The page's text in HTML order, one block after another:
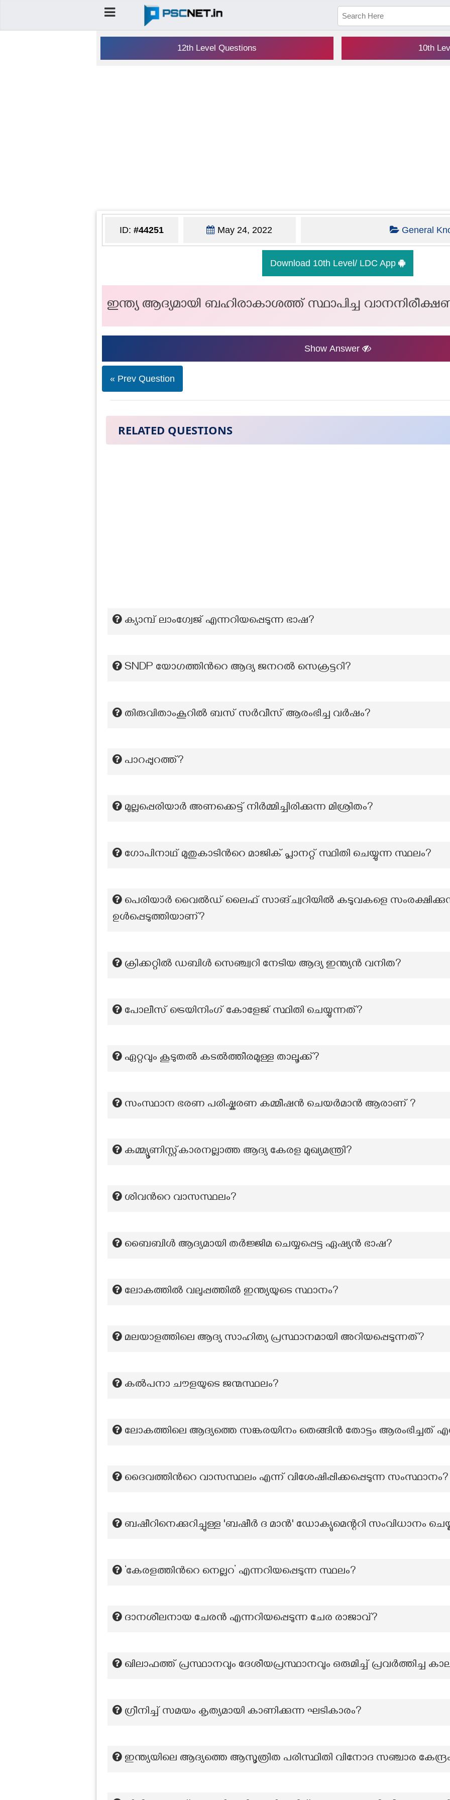
12th Level Questions 10th
ID: #44251 May 24, 2022 General
Download 10th Level/ LDC App
ഇന്ത്യ ആദ്യമായി ബഹിരാകാശത്ത് സ്ഥാപിച്ച
Show Answer
« Prev Question
RELATED QUESTIONS
ക്യാമ്പ് ലാംഗ്വേജ് എന്നറിയപ്പെടുന്ന ഭാഷ?
SNDP യോഗത്തിൻറെ ആദ്യ ജനറൽ സെക്രട്ടറി?
തിരുവിതാംകൂറിൽ ബസ് സർവീസ് ആരംഭിച്ച വർഷം?
പാറപ്പുറത്ത്?
മുല്ലപ്പെരിയാർ അണക്കെട്ട് നിർമ്മിച്ചിരിക്കുന്ന മിശ്രിതം?
ഗോപിനാഥ് മുതുകാടിന്‍റെ മാജിക് പ്ലാനറ്റ് സ്ഥിതി ചെയ്യുന്ന സ്ഥലം?
പെരിയാർ വൈൽഡ് ലൈഫ് സാങ്ച്വറിയിൽ കടുവകളെ
ഉൾപ്പെടുത്തിയാണ്?
ക്രിക്കറ്റിൽ ഡബിൾ സെഞ്ച്വറി നേടിയ ആദ്യ ഇന്ത്യൻ വനിത?
പോലീസ് ട്രെയിനിംഗ് കോളേജ് സ്ഥിതി ചെയ്യുന്നത്?
ഏറ്റവും കൂടുതൽ കടൽത്തീരമുള്ള താലൂക്ക്?
സംസ്ഥാന ഭരണ പരിഷ്കരണ കമ്മീഷൻ ചെയർമാൻ ആരാണ് ?
കമ്മ്യൂണിസ്റ്റ്കാരനല്ലാത്ത ആദ്യ കേരള മുഖ്യമന്ത്രി?
ശിവന്‍റെ വാസസ്ഥലം?
ബൈബിൾ ആദ്യമായി തർജ്ജിമ ചെയ്യപ്പെട്ട ഏഷ്യൻ ഭാഷ?
ലോകത്തിൽ വലുപ്പത്തിൽ ഇന്ത്യയുടെ സ്ഥാനം?
മലയാളത്തിലെ ആദ്യ സാഹിത്യ പ്രസ്ഥാനമായി അറിയപ്പെടുന്നത്?
കൽപനാ ചൗളയുടെ ജന്മസ്ഥലം?
ലോകത്തിലെ ആദ്യത്തെ സങ്കരയിനം തെങ്ങിൻ തോട്ടം ആരംഭിച്ചത്
ദൈവത്തിന്‍റെ വാസസ്ഥലം എന്ന് വിശേഷിപ്പിക്കപ്പെടുന്ന സംസ്ഥാനം?
ബഷീറിനെക്കുറിച്ചുള്ള 'ബഷീര്‍ ദ മാന്‍' ഡോക്യുമെന്ററി സംവിധാനം
‘കേരളത്തിന്‍റെ നെല്ലറ’ എന്നറിയപ്പെടുന്ന സ്ഥലം?
ദാനശീലനായ ചേരൻ എന്നറിയപ്പെടുന്ന ചേര രാജാവ്?
ഖിലാഫത്ത് പ്രസ്ഥാനവും ദേശീയപ്രസ്ഥാനവും ഒരുമിച്ച് പ്രവർത്തിച്ച
ഗ്രീനിച്ച് സമയം കൃത്യമായി കാണിക്കുന്ന ഘടികാരം?
ഇന്ത്യയിലെ ആദ്യത്തെ ആസൂത്രിത പരിസ്ഥിതി വിനോദ സഞ്ചാര